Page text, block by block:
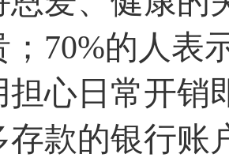
；70%的人表
担心日常开销
存款的银行账